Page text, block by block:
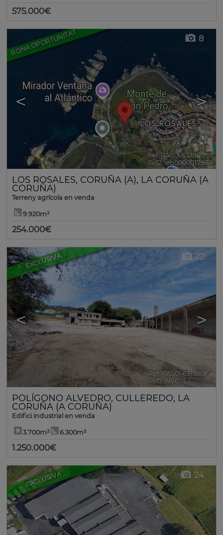
575.000€
BONA OPORTUNITAT
< >
8
Ref. RASO-633901 🔗
Ref2. srb0000017938
LOS ROSALES, CORUÑA (A), LA CORUÑA (A
CORUÑA)
Terreny agrícola en venda
9.920m²
254.000€
EXCLUSIVA
< >
22
Ref. RASO-631580 🔗
Ref2. NVCLL
POLÍGONO ALVEDRO, CULLEREDO, LA
CORUÑA (A CORUÑA)
Edifici industrial en venda
3.700m² 6.300m²
1.250.000€
EXCLUSIVA 24